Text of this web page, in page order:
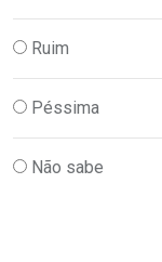
Ruim
Péssima
Não sabe